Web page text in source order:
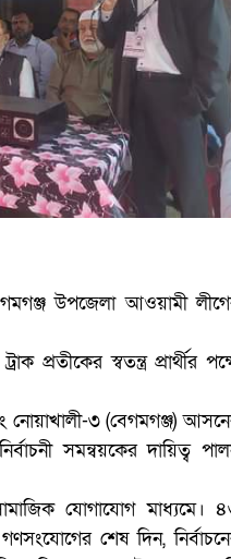
উপজেলা আওয়ামী
স্বতন্ত্র প্রার্থীর
৩ (বেগমগঞ্জ)
সমন্বয়কের দায়িত্ব
যোগাযোগ মাধ্যমে।
শেষ দিন,